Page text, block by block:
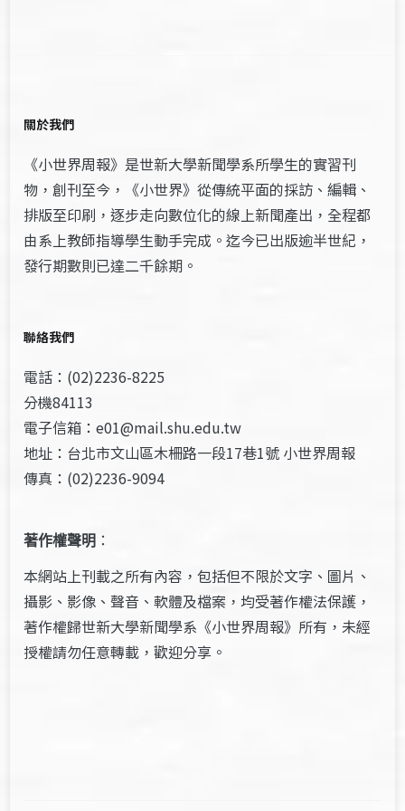
關於我們
《小世界周報》是世新大學新聞學系所學生的實習刊
物，創刊至今，《小世界》從傳統平面的採訪、編輯、
排版至印刷，逐步走向數位化的線上新聞產出，全程都
由系上教師指導學生動手完成。迄今已出版逾半世紀，
發行期數則已達二千餘期。
聯絡我們
電話：(02)2236-8225
分機84113
電子信箱：e01@mail.shu.edu.tw
地址：台北市文山區木柵路一段17巷1號 小世界周報
傳真：(02)2236-9094
著作權聲明 ：
本網站上刊載之所有內容，包括但不限於文字、圖片、
攝影、影像、聲音、軟體及檔案，均受著作權法保護，
著作權歸世新大學新聞學系《小世界周報》所有，未經
授權請勿任意轉載，歡迎分享。